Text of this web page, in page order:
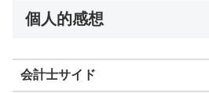
個人的感想
会計士サイド